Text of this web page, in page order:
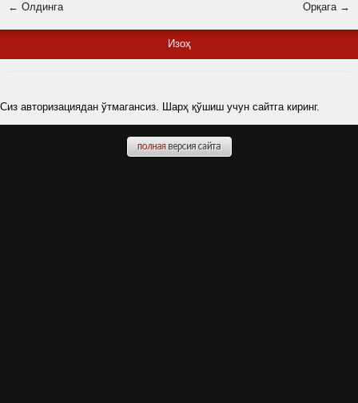
← Олдинга
Орқага →
Изоҳ
Сиз авторизациядан ўтмагансиз. Шарҳ қўшиш учун сайтга киринг.